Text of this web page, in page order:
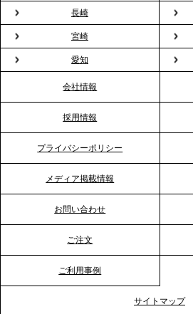
2026.1.26
プレスリリースのご案内｜もう「
まない。職場のバレンタインを
厚生”化。採用にも効く新スタイ
2026.1.23
RKB毎日放送「RKB NEWS」で
巻きケータリング」が紹介されま
2026.1.20
る？「恵方巻きケータリング」で
ーションを活性化
2025.12.12
長崎
宮崎
愛知
会社情報
採用情報
プライバシーポリシー
メディア掲載情報
お問い合わせ
ご注文
ご利用事例
サイトマップ